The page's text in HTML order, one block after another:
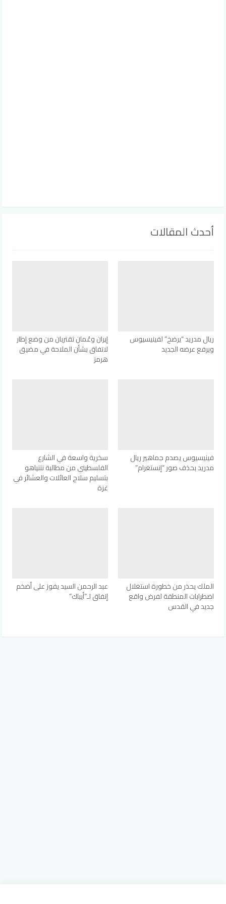
أحدث المقالات
ريال مدريد “يرضخ” لفينيسيوس
ويرفع عرضه الجديد
إيران وعُمان تقتربان من وضع إطار
لاتفاق بشأن الملاحة في مضيق
هرمز
فينيسيوس يصدم جماهير ريال
مدريد بحذف صور “إنستغرام”
سخرية واسعة في الشارع
الفلسطيني من مطالبة نتنياهو
بتسليم سلاح العائلات والعشائر في
غزة
الملك يحذر من خطورة استغلال
اضطرابات المنطقة لفرض واقع
جديد في القدس
عبد الرحمن السيد يفوز على أضخم
إنفاق لـ”أيباك”